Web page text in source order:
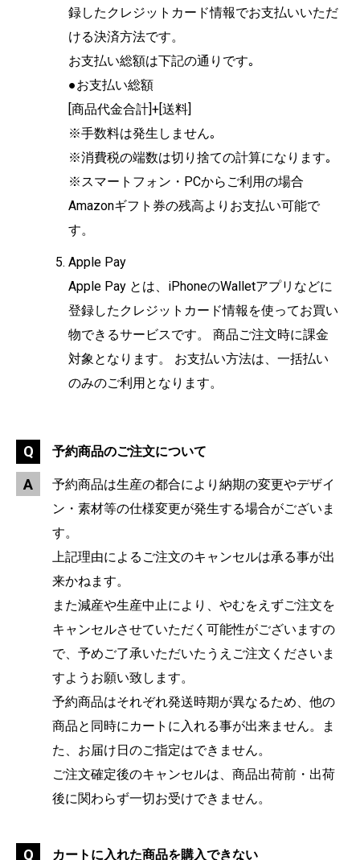
録したクレジットカード情報でお支払いいただ
ける決済方法です。
お支払い総額は下記の通りです｡
●お支払い総額
[商品代金合計]+[送料]
※手数料は発生しません｡
※消費税の端数は切り捨ての計算になります｡
※スマートフォン・PCからご利用の場合
Amazonギフト券の残高よりお支払い可能で
す。
Apple Pay
Apple Pay とは、iPhoneのWalletアプリなどに
登録したクレジットカード情報を使ってお買い
物できるサービスです。 商品ご注文時に課金
対象となります。 お支払い方法は、一括払い
のみのご利用となります。
予約商品のご注文について
予約商品は生産の都合により納期の変更やデザイ
ン・素材等の仕様変更が発生する場合がございま
す。
上記理由によるご注文のキャンセルは承る事が出
来かねます。
また減産や生産中止により、やむをえずご注文を
キャンセルさせていただく可能性がございますの
で、予めご了承いただいたうえご注文くださいま
すようお願い致します。
予約商品はそれぞれ発送時期が異なるため、他の
商品と同時にカートに入れる事が出来ません。ま
た、お届け日のご指定はできません。
ご注文確定後のキャンセルは、商品出荷前・出荷
後に関わらず一切お受けできません。
カートに入れた商品を購入できない